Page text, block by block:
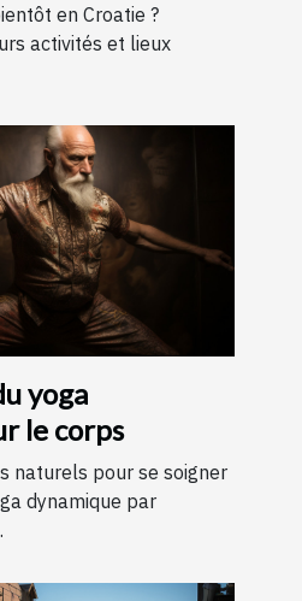
en Croatie ?
activités et lieux
yoga
le corps
naturels pour se soigner
dynamique par